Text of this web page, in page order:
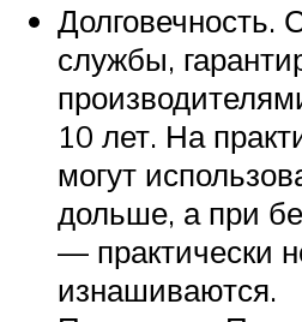
Долговечность.
службы,
10 лет. На
могут
дольше, а при
— практически
изнашиваются.